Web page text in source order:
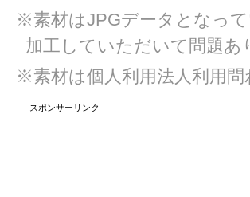
※素材はJPGデータとなっ
加工していただいて問題あ
※素材は個人利用法人利用
スポンサーリンク